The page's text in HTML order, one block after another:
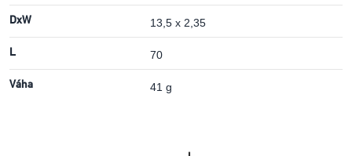
DxW 13,5 x 2,35
L 70
Váha 41 g